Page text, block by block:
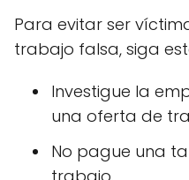
Para evitar ser
trabajo falsa, siga
Investigue la
una oferta de
No pague una